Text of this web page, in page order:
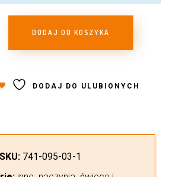
DODAJ DO KOSZYKA
DODAJ DO ULUBIONYCH
SKU: 741-095-03-1